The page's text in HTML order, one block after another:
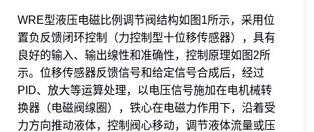
WRE型液压电磁比例调节阀结构如图1所示，采用位
置负反馈闭环控制（力控制型十位移传感器），具有
良好的输入、输出缐性和准确性，控制原理如图2所
示。位移传感器反馈信号和给定信号合成后，经过
PID、放大等运算处理，以电压信号施加在电机械转
换器（电磁阀缐圈），铁心在电磁力作用下，沿着受
力方向推动液体，控制阀心移动，调节液体流量或压